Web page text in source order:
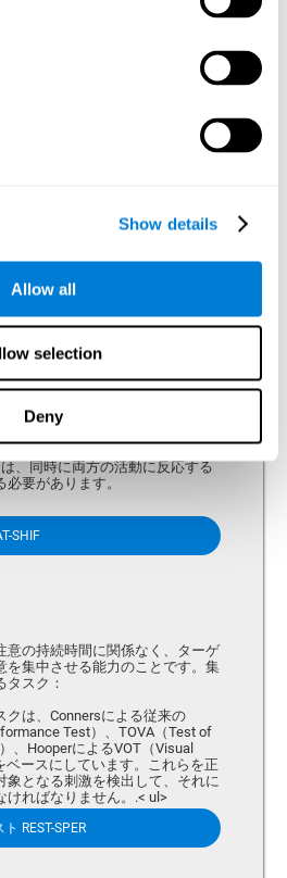
Show details
Allow all
selection
Deny
が重要であると考えており、次の領域や
、関連情報に集中する能力です。注意
伴い、内・外部刺激の関連性に基づい
ます。注意力が良好であることは、記憶
り替えたり、同時に発生する出来事に
、私たちの関心の刺激に注意を払い、
異なる刺激や活動に注意を払う能
テストから構想を得ました。同時
、同時に両方の活動に反応する
要があります。
SHIF
意の持続時間に関係なく、ターゲ
を集中させる能力のことです。集
タスク：
クは、Connersによる従来の
Test）、TOVA（Test of
、HooperによるVOT（Visual
ベースにしています。これらを正
象となる刺激を検出して、それに
ければなりません。.< ul>
REST-SPER